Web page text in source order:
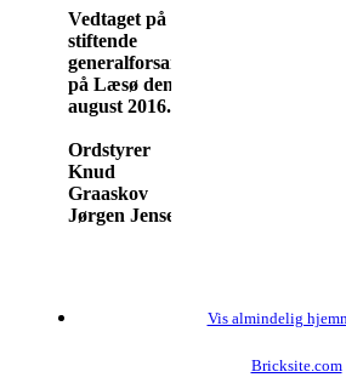
Vedtaget på
stiftende
generalforsamling
på Læsø den 21.
august 2016.
Ordstyrer
Knud
Graaskov
Jørgen Jensen-Wettlaufer
Vis almindelig
Bricksite.com